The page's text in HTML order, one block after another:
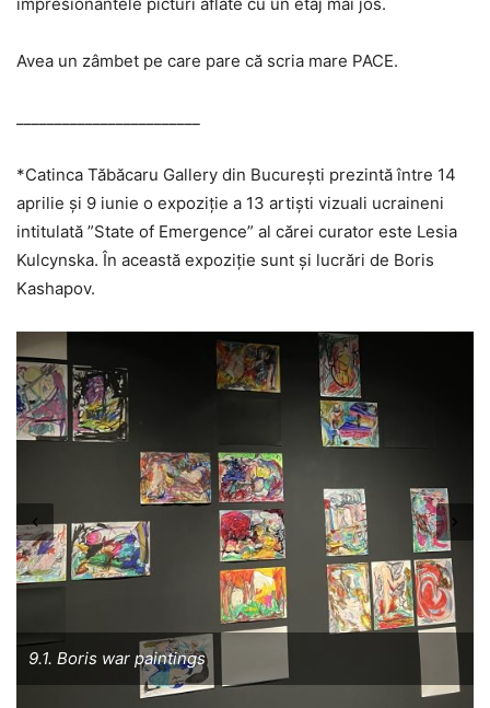
Avea un zâmbet pe care pare că scria mare PACE.
*Catinca Tăbăcaru Gallery din București prezintă între 14
aprilie și 9 iunie o expoziție a 13 artiști vizuali ucraineni
intitulată ”State of Emergence” al cărei curator este Lesia
Kulcynska. În această expoziție sunt și lucrări de Boris
Kashapov.
9.1. Boris war paintings